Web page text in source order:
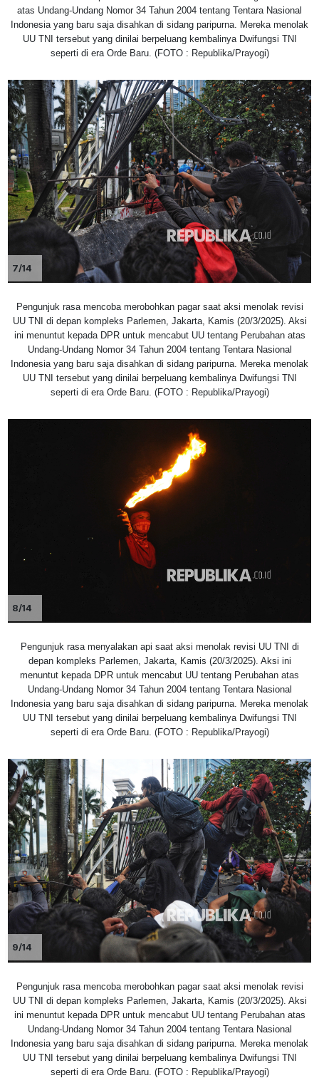
atas Undang-Undang Nomor 34 Tahun 2004 tentang Tentara Nasional
Indonesia yang baru saja disahkan di sidang paripurna. Mereka menolak
UU TNI tersebut yang dinilai berpeluang kembalinya Dwifungsi TNI
seperti di era Orde Baru. (FOTO : Republika/Prayogi)
7/14
Pengunjuk rasa mencoba merobohkan pagar saat aksi menolak revisi
UU TNI di depan kompleks Parlemen, Jakarta, Kamis (20/3/2025). Aksi
ini menuntut kepada DPR untuk mencabut UU tentang Perubahan atas
Undang-Undang Nomor 34 Tahun 2004 tentang Tentara Nasional
Indonesia yang baru saja disahkan di sidang paripurna. Mereka menolak
UU TNI tersebut yang dinilai berpeluang kembalinya Dwifungsi TNI
seperti di era Orde Baru. (FOTO : Republika/Prayogi)
8/14
Pengunjuk rasa menyalakan api saat aksi menolak revisi UU TNI di
depan kompleks Parlemen, Jakarta, Kamis (20/3/2025). Aksi ini
menuntut kepada DPR untuk mencabut UU tentang Perubahan atas
Undang-Undang Nomor 34 Tahun 2004 tentang Tentara Nasional
Indonesia yang baru saja disahkan di sidang paripurna. Mereka menolak
UU TNI tersebut yang dinilai berpeluang kembalinya Dwifungsi TNI
seperti di era Orde Baru. (FOTO : Republika/Prayogi)
9/14
Pengunjuk rasa mencoba merobohkan pagar saat aksi menolak revisi
UU TNI di depan kompleks Parlemen, Jakarta, Kamis (20/3/2025). Aksi
ini menuntut kepada DPR untuk mencabut UU tentang Perubahan atas
Undang-Undang Nomor 34 Tahun 2004 tentang Tentara Nasional
Indonesia yang baru saja disahkan di sidang paripurna. Mereka menolak
UU TNI tersebut yang dinilai berpeluang kembalinya Dwifungsi TNI
seperti di era Orde Baru. (FOTO : Republika/Prayogi)